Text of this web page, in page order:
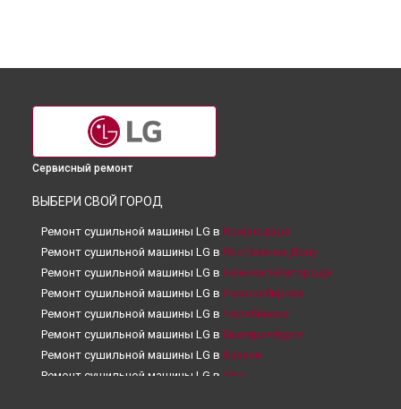
Сервисный ремонт
ВЫБЕРИ СВОЙ ГОРОД
Ремонт сушильной машины LG в Краснодаре
Ремонт сушильной машины LG в Ростове-на-Дону
Ремонт сушильной машины LG в Нижнем Новгороде
Ремонт сушильной машины LG в Новосибирске
Ремонт сушильной машины LG в Челябинске
Ремонт сушильной машины LG в Екатеринбурге
Ремонт сушильной машины LG в Казани
Ремонт сушильной машины LG в Уфе